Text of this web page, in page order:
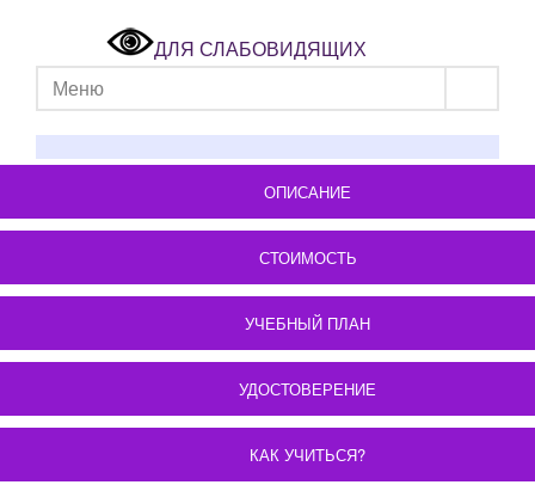
ДЛЯ СЛАБОВИДЯЩИХ
Меню
ОПИСАНИЕ
СТОИМОСТЬ
УЧЕБНЫЙ ПЛАН
УДОСТОВЕРЕНИЕ
КАК УЧИТЬСЯ?